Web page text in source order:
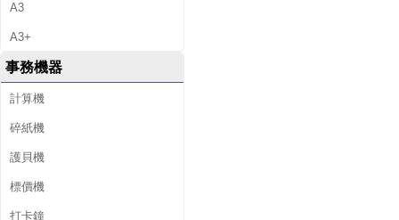
A3
A3+
事務機器
計算機
碎紙機
護貝機
標價機
打卡鐘